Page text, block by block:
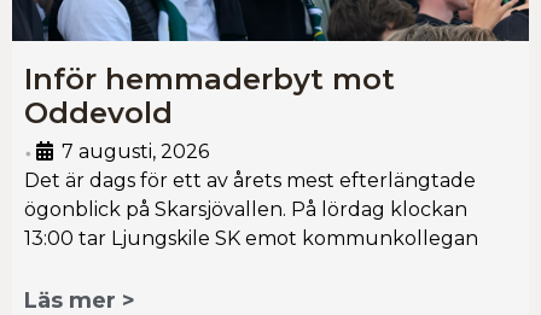
Inför hemmaderbyt mot
Oddevold
•
7 augusti, 2026
Det är dags för ett av årets mest efterlängtade
ögonblick på Skarsjövallen. På lördag klockan
13:00 tar Ljungskile SK emot kommunkollegan
Läs mer >